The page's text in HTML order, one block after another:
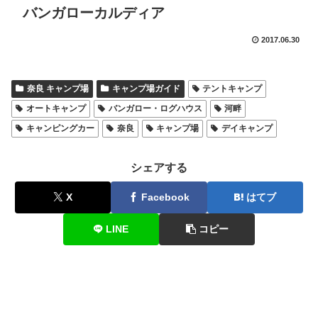
バンガローカルディア
2017.06.30
奈良 キャンプ場 キャンプ場ガイド
テントキャンプ
オートキャンプ
バンガロー・ログハウス
河畔
キャンピングカー
奈良 キャンプ場 デイキャンプ
シェアする
X Facebook はてブ
LINE コピー